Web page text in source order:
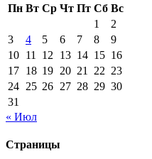
Пн Вт Ср Чт Пт Сб Вс
1
2
3
4 5 6 7 8
9
10 11 12 13 14 15 16
17 18 19 20 21 22 23
24 25 26 27 28 29 30
31
« Июл
Страницы